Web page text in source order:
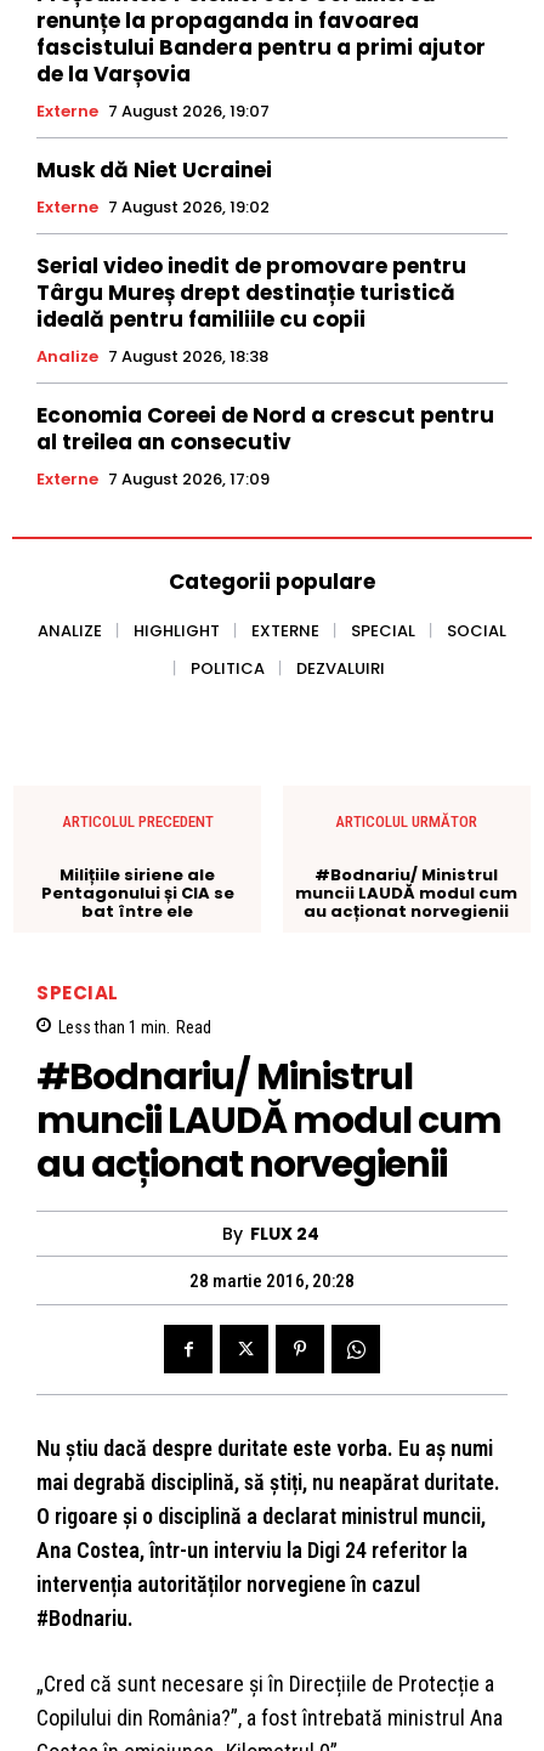
renunțe la propaganda in favoarea
fascistului Bandera pentru a primi ajutor
de la Varșovia
Externe 7 August 2026, 19:07
Musk dă Niet Ucrainei
Externe 7 August 2026, 19:02
Serial video inedit de promovare pentru
Târgu Mureș drept destinație turistică
ideală pentru familiile cu copii
Analize 7 August 2026, 18:38
Economia Coreei de Nord a crescut pentru
al treilea an consecutiv
Externe 7 August 2026, 17:09
Categorii populare
ANALIZE HIGHLIGHT EXTERNE SPECIAL
SOCIAL
POLITICA
DEZVALUIRI
ARTICOLUL PRECEDENT
Milițiile siriene ale
Pentagonului și CIA se
bat între ele
ARTICOLUL URMĂTOR
#Bodnariu/ Ministrul
muncii LAUDĂ modul cum
au acționat norvegienii